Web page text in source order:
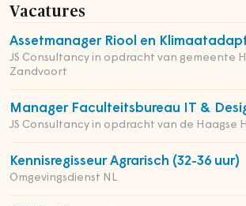
Vacatures
Assetmanager Riool en
JS Consultancy in opdracht van gemeente
Zandvoort
Manager Faculteitsbureau IT &
JS Consultancy in opdracht van de Haagse
Kennisregisseur Agrarisch (32-36 uur)
Omgevingsdienst NL